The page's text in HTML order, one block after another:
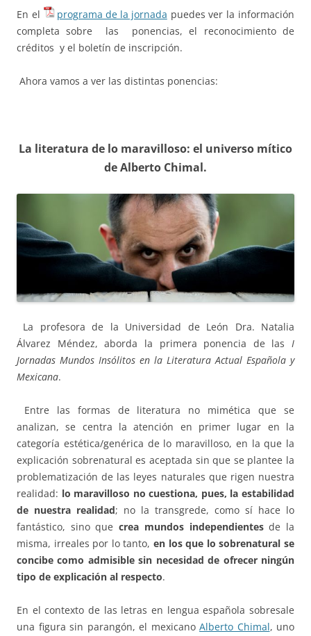
En el programa de la jornada puedes ver la información
completa sobre las ponencias, el reconocimiento de
créditos y el boletín de inscripción.
Ahora vamos a ver las distintas ponencias:
La literatura de lo maravilloso: el universo mítico
de Alberto Chimal.
La profesora de la Universidad de León Dra. Natalia
Álvarez Méndez, aborda la primera ponencia de las I
Jornadas Mundos Insólitos en la Literatura Actual Española y
Mexicana.
Entre las formas de literatura no mimética que se
analizan, se centra la atención en primer lugar en la
categoría estética/genérica de lo maravilloso, en la que la
explicación sobrenatural es aceptada sin que se plantee la
problematización de las leyes naturales que rigen nuestra
realidad: lo maravilloso no cuestiona, pues, la estabilidad
de nuestra realidad; no la transgrede, como sí hace lo
fantástico, sino quecrea mundos independientesde la
misma, irreales por lo tanto, en los que lo sobrenatural se
concibe como admisible sin necesidad de ofrecer ningún
tipo de explicación al respecto.
En el contexto de las letras en lengua española sobresale
una figura sin parangón, el mexicano Alberto Chimal, uno